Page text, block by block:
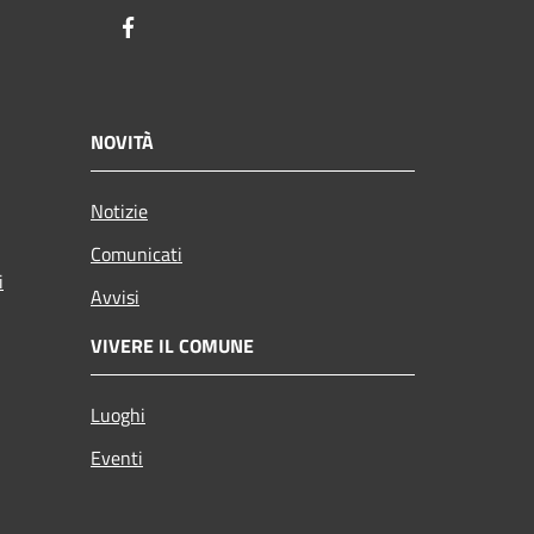
NOVITÀ
Notizie
Comunicati
Avvisi
VIVERE IL COMUNE
Luoghi
Eventi